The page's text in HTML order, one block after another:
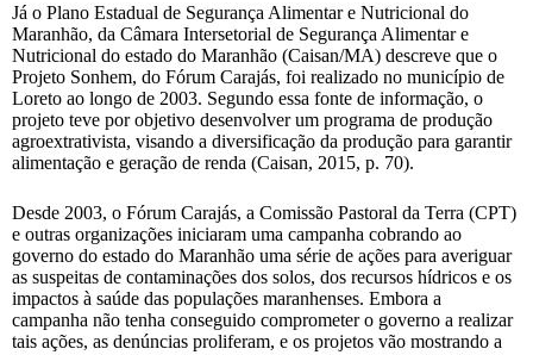
Já o Plano Estadual de Segurança Alimentar e Nutricional do
Maranhão, da Câmara Intersetorial de Segurança Alimentar e
Nutricional do estado do Maranhão (Caisan/MA) descreve que o
Projeto Sonhem, do Fórum Carajás, foi realizado no município de
Loreto ao longo de 2003. Segundo essa fonte de informação, o
projeto teve por objetivo desenvolver um programa de produção
agroextrativista, visando a diversificação da produção para garantir
alimentação e geração de renda (Caisan, 2015, p. 70).
Desde 2003, o Fórum Carajás, a Comissão Pastoral da Terra (CPT)
e outras organizações iniciaram uma campanha cobrando ao
governo do estado do Maranhão uma série de ações para averiguar
as suspeitas de contaminações dos solos, dos recursos hídricos e os
impactos à saúde das populações maranhenses. Embora a
campanha não tenha conseguido comprometer o governo a realizar
tais ações, as denúncias proliferam, e os projetos vão mostrando a